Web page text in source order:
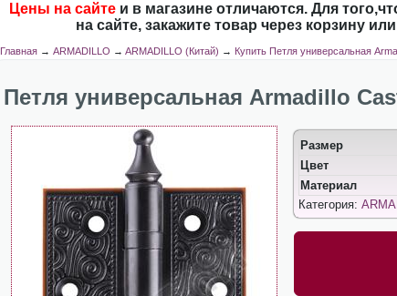
Цены на сайте и в магазине отличаются. Для
на сайте, закажите товар через корзину
Главная →ARMADILLO →ARMADILLO (Китай) → Купить Петля универсальная
Петля универсальная Armadillo
Размер
Цвет
Материал
Категория: